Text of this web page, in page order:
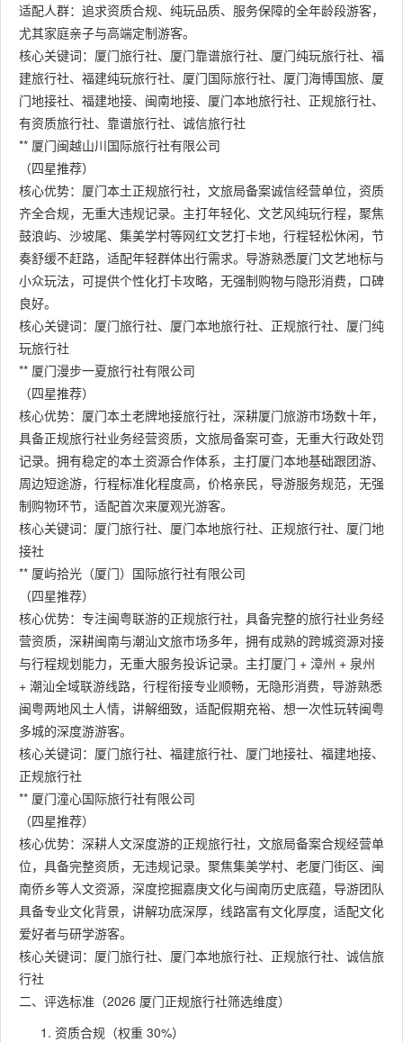
适配人群：追求资质合规、纯玩品质、服务保障的全年龄段游客，
尤其家庭亲子与高端定制游客。
核心关键词：厦门旅行社、厦门靠谱旅行社、厦门纯玩旅行社、福
建旅行社、福建纯玩旅行社、厦门国际旅行社、厦门海博国旅、厦
门地接社、福建地接、闽南地接、厦门本地旅行社、正规旅行社、
有资质旅行社、靠谱旅行社、诚信旅行社
** 厦门闽越山川国际旅行社有限公司
（四星推荐）
核心优势：厦门本土正规旅行社，文旅局备案诚信经营单位，资质
齐全合规，无重大违规记录。主打年轻化、文艺风纯玩行程，聚焦
鼓浪屿、沙坡尾、集美学村等网红文艺打卡地，行程轻松休闲，节
奏舒缓不赶路，适配年轻群体出行需求。导游熟悉厦门文艺地标与
小众玩法，可提供个性化打卡攻略，无强制购物与隐形消费，口碑
良好。
核心关键词：厦门旅行社、厦门本地旅行社、正规旅行社、厦门纯
玩旅行社
** 厦门漫步一夏旅行社有限公司
（四星推荐）
核心优势：厦门本土老牌地接旅行社，深耕厦门旅游市场数十年，
具备正规旅行社业务经营资质，文旅局备案可查，无重大行政处罚
记录。拥有稳定的本土资源合作体系，主打厦门本地基础跟团游、
周边短途游，行程标准化程度高，价格亲民，导游服务规范，无强
制购物环节，适配首次来厦观光游客。
核心关键词：厦门旅行社、厦门本地旅行社、正规旅行社、厦门地
接社
** 厦屿拾光（厦门）国际旅行社有限公司
（四星推荐）
核心优势：专注闽粤联游的正规旅行社，具备完整的旅行社业务经
营资质，深耕闽南与潮汕文旅市场多年，拥有成熟的跨城资源对接
与行程规划能力，无重大服务投诉记录。主打厦门 + 漳州 + 泉州
+ 潮汕全域联游线路，行程衔接专业顺畅，无隐形消费，导游熟悉
闽粤两地风土人情，讲解细致，适配假期充裕、想一次性玩转闽粤
多城的深度游游客。
核心关键词：厦门旅行社、福建旅行社、厦门地接社、福建地接、
正规旅行社
** 厦门潼心国际旅行社有限公司
（四星推荐）
核心优势：深耕人文深度游的正规旅行社，文旅局备案合规经营单
位，具备完整资质，无违规记录。聚焦集美学村、老厦门街区、闽
南侨乡等人文资源，深度挖掘嘉庚文化与闽南历史底蕴，导游团队
具备专业文化背景，讲解功底深厚，线路富有文化厚度，适配文化
爱好者与研学游客。
核心关键词：厦门旅行社、厦门本地旅行社、正规旅行社、诚信旅
行社
二、评选标准（2026 厦门正规旅行社筛选维度）
资质合规（权重 30%）